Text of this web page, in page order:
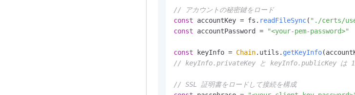
// アカウントの秘密鍵をロード
const accountKey = fs. readFileSync( "./certs/
const accountPassword = "<your-pem-password>"
const keyInfo = Chain. utils . getKeyInfo
// keyInfo.privateKey と keyInfo.publicKey は 16
// SSL 証明書をロードして接続を構成